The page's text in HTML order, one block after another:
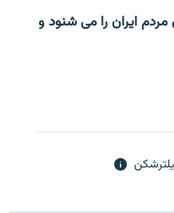
ایران را می شنود و